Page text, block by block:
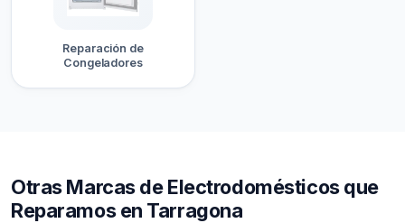
Reparación de
Congeladores
Otras Marcas de Electrodomésticos que
Reparamos en Tarragona